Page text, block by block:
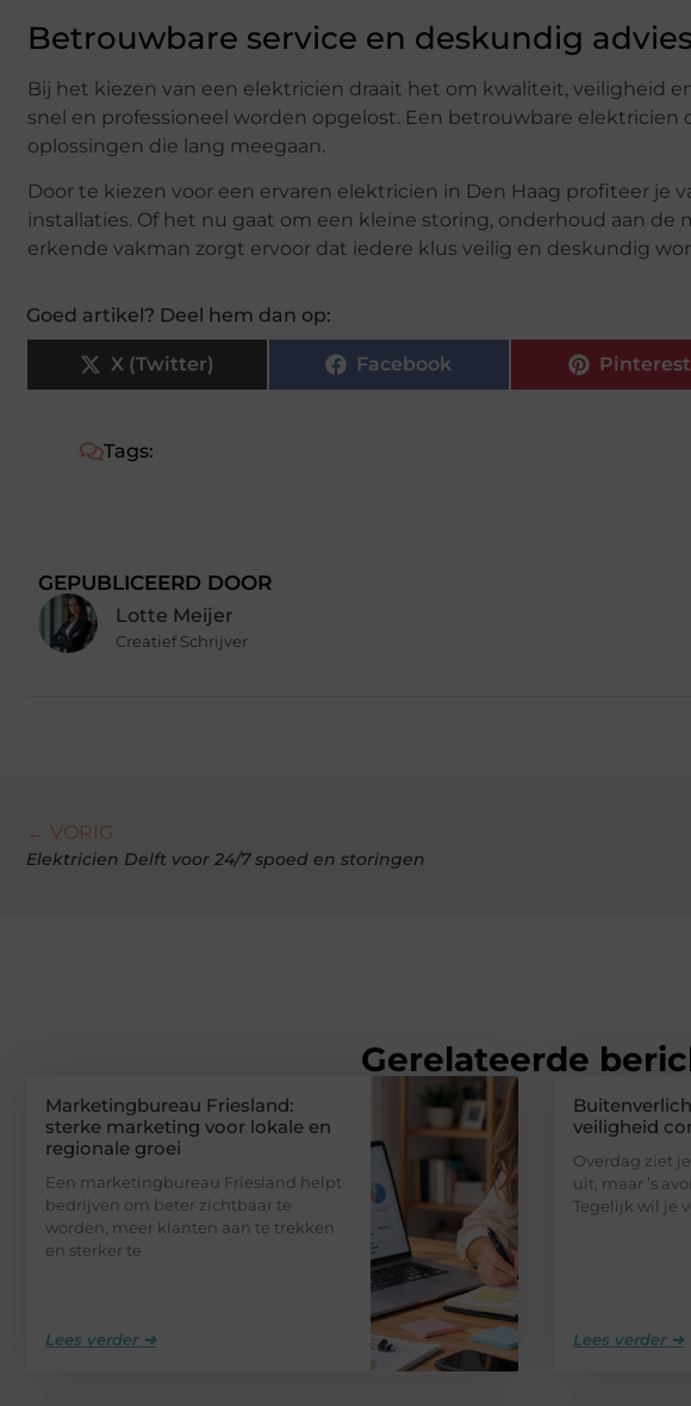
Betrouwbare service en deskundig advies
Bij het kiezen van een elektricien draait het om kwaliteit, veiligheid
snel en professioneel worden opgelost. Een betrouwbare
oplossingen die lang meegaan.
Door te kiezen voor een ervaren elektricien in Den Haag profiteer je
installaties. Of het nu gaat om een kleine storing, onderhoud aan
erkende vakman zorgt ervoor dat iedere klus veilig en deskundig
Goed artikel? Deel hem dan op:
X (Twitter) Facebook Pinterest
Tags:
GEPUBLICEERD DOOR
Lotte Meijer
Creatief Schrijver
← VORIG
Elektricien Delft voor 24/7 spoed en storingen
Gerelateerde
Marketingbureau Friesland:
sterke marketing voor lokale en
regionale groei
Een marketingbureau Friesland helpt
bedrijven om beter zichtbaar te
worden, meer klanten aan te trekken
en sterker te
Lees verder ➜
veiligheid
Overdag ziet
uit, maar ’s
Tegelijk wil je
Lees verder ➜